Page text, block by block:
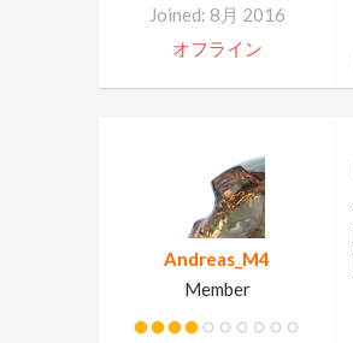
Joined: 8月 2016
オフライン
Andreas_M4
Member